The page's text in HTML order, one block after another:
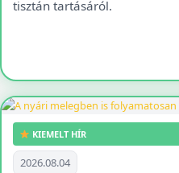
tisztán tartásáról.
KIEMELT HÍR
2026.08.04